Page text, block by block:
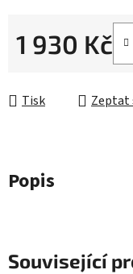
1 930 Kč
Tisk Zeptat
Popis
Související